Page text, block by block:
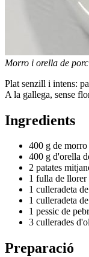
Morro i orella de
Plat senzill i intens:
A la gallega, sense
Ingredients
400 g de
400 g d'orella
2 patates
1 fulla de llorer
1 culleradeta
1 culleradeta
1 pessic de
3 cullerades
Preparació